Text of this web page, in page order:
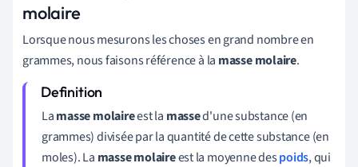
molaire
Lorsque nous mesurons les choses en grand nombre en
grammes, nous faisons référence à la masse molaire.
Lamasse molaireest la massed'une substance (en
grammes) divisée par la quantité de cette substance (en
moles). La masse molaireest la moyenne despoids, qui